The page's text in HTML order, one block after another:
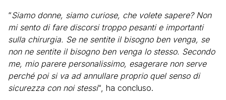
“Siamo donne, siamo curiose, che volete sapere? Non
mi sento di fare discorsi troppo pesanti e importanti
sulla chirurgia. Se ne sentite il bisogno ben venga, se
non ne sentite il bisogno ben venga lo stesso. Secondo
me, mio parere personalissimo, esagerare non serve
perché poi si va ad annullare proprio quel senso di
sicurezza con noi stessi“, ha concluso.